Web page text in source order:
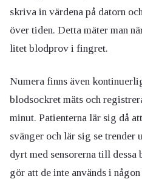
skriva in värdena på datorn
över tiden. Detta mäter man
litet blodprov i fingret.
Numera finns även
blodsockret mäts och
minut. Patienterna lär sig då
svänger och lär sig se trender
dyrt med sensorerna till
gör att de inte används i